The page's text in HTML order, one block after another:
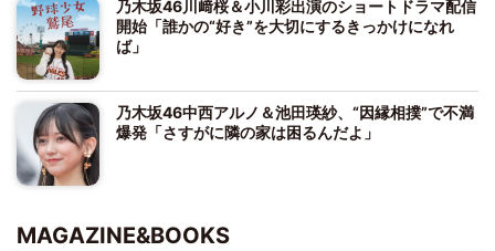
乃木坂46川﨑桜＆小川彩出演のショートドラマ配信
開始「誰かの“好き”を大切にするきっかけになれ
ば」
乃木坂46中西アルノ＆池田瑛紗、“因縁相撲”で不満
爆発「さすがに隣の家は困るんだよ」
MAGAZINE&BOOKS